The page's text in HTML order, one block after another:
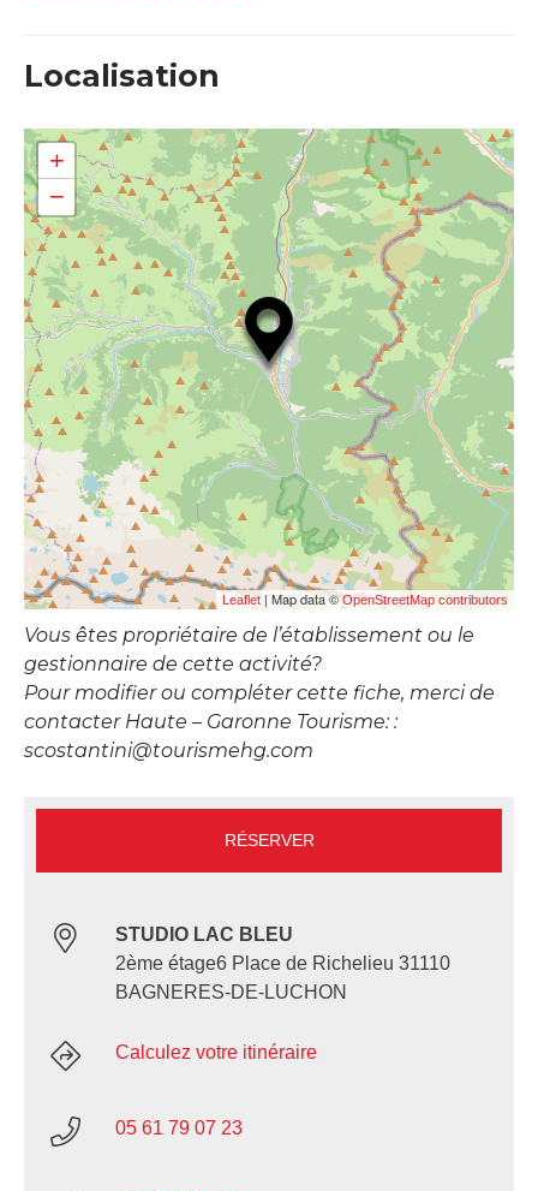
Localisation
+
−
Leaflet| Map data ©OpenStreetMap contributors
Vous êtes propriétaire de l’établissement ou le
gestionnaire de cette activité?
Pour modifier ou compléter cette fiche, merci de
contacter Haute – Garonne Tourisme: :
scostantini@tourismehg.com
RÉSERVER
STUDIO LAC BLEU
2ème étage6 Place de Richelieu 31110
BAGNERES-DE-LUCHON
Calculez votre itinéraire
05 61 79 07 23